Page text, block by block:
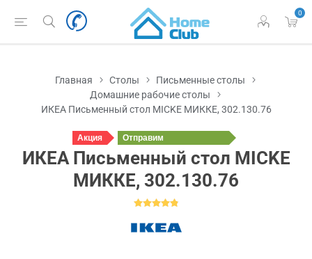
0
Главная Столы
Письменные столы
Домашние рабочие столы
ИКЕА Письменный стол MICKE МИККЕ, 302.130.76
Акция
Отправим
завтра
ИКЕА Письменный стол MICKE
МИККЕ, 302.130.76